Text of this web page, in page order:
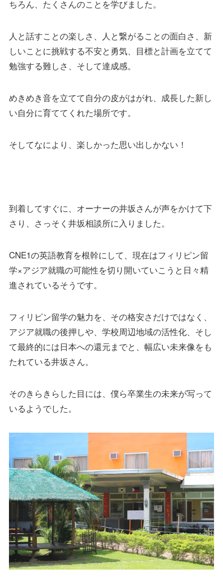
ちろん、たくさんのことを学びました。
人と話すことの楽しさ、人と繋がることの面白さ、新
しいことに挑戦する不安と勇気、目標と計画を立てて
勉強する難しさ、そして達成感。
めきめき音を立てて自分の皮がはがれ、成長した新し
い自分に育ててくれた場所です。
そしてなにより、楽しかった思い出しかない！
到着してすぐに、オーナーの井坂さんが声をかけて下
さり、さっそく井坂相談所に入りました。
CNE1の英語教育を根幹にして、現在はフィリピン留
学×アジア就職の可能性を切り開いていこうと日々精
進されているそうです。
フィリピン留学の魅力を、その格安さだけではなく、
アジア就職の後押しや、学校周辺地域の活性化、そし
て最終的には日本への還元までと、幅広い未来像をも
たれている井坂さん。
そのきらきらした目には、僕ら卒業生の未来が写って
いるようでした。